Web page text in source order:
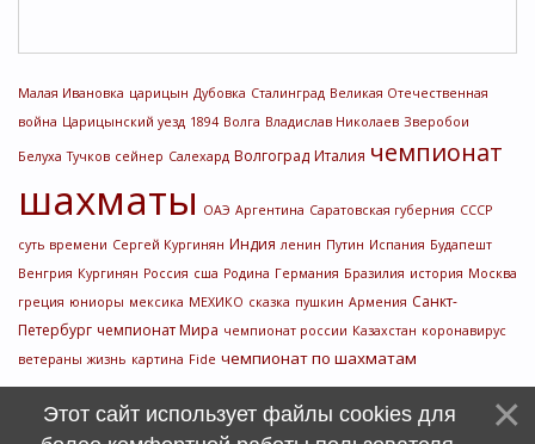
Малая Ивановка царицын Дубовка Сталинград Великая Отечественная
война Царицынский уезд 1894 Волга Владислав Николаев Зверобои
Белуха Тучков сейнер Салехард Волгоград Италия чемпионат
шахматы ОАЭ Аргентина Саратовская губерния СССР
суть времени Сергей Кургинян Индия ленин Путин Испания Будапешт
Венгрия Кургинян Россия сша Родина Германия Бразилия история Москва
греция юниоры мексика МЕХИКО сказка пушкин Армения Санкт-
Петербург чемпионат Мира чемпионат россии Казахстан коронавирус
ветераны жизнь картина Fide чемпионат по шахматам
Этот сайт использует файлы cookies для